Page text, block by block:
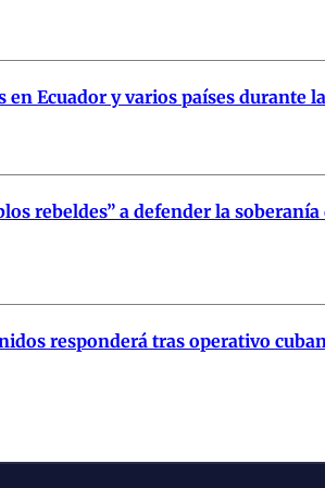
en Ecuador y varios países durante
rebeldes” a defender la
responderá tras operativo